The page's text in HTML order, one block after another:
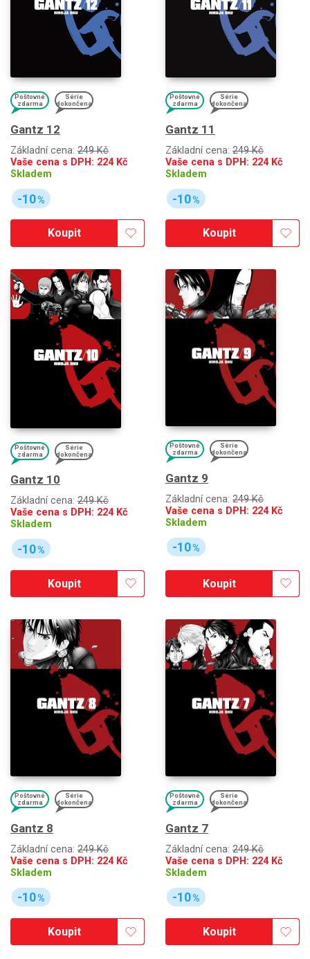
Poštovné
zdarma
Série
dokončena
Gantz 12
Základní cena: 249 Kč
Vaše cena s DPH: 224Kč
Skladem
-10%
Koupit
Poštovné
zdarma
Série
dokončena
Gantz 11
Základní cena: 249 Kč
Vaše cena s DPH: 224Kč
Skladem
-10%
Koupit
Poštovné
zdarma
Série
dokončena
Gantz 10
Základní cena: 249 Kč
Vaše cena s DPH: 224Kč
Skladem
-10%
Koupit
Poštovné
zdarma
Série
dokončena
Gantz 9
Základní cena: 249 Kč
Vaše cena s DPH: 224Kč
Skladem
-10%
Koupit
Poštovné
zdarma
Série
dokončena
Gantz 8
Základní cena: 249 Kč
Vaše cena s DPH: 224Kč
Skladem
-10%
Koupit
Poštovné
zdarma
Série
dokončena
Gantz 7
Základní cena: 249 Kč
Vaše cena s DPH: 224Kč
Skladem
-10%
Koupit